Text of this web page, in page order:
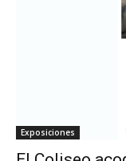
Exposiciones